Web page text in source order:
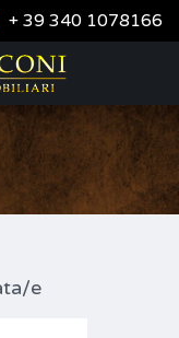
+ 39 340 1078166
e